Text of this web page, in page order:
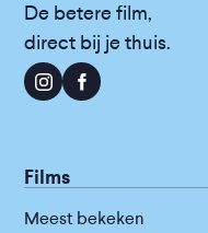
De betere film,
direct bij je thuis.
Films
Meest bekeken